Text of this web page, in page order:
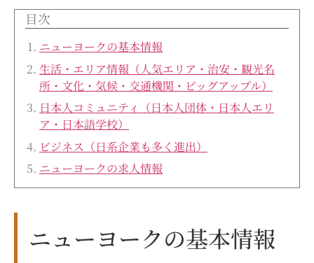
目次
ニューヨークの基本情報
生活・エリア情報（人気エリア・治安・観光名
所・文化・気候・交通機関・ビッグアップル）
日本人コミュニティ（日本人団体・日本人エリ
ア・日本語学校）
ビジネス（日系企業も多く進出）
ニューヨークの求人情報
ニューヨークの基本情報